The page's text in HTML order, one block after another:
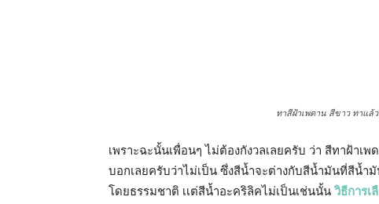
ทาสีฝ้าเพดาน สีขาว ทาแล้วห้อง
เพราะฉะนั้นเพื่อนๆ ไม่ต้องกังวลเลยครับ ว่า สีทาฝ้าเ
บอกเลยครับว่าไม่เป็น ซึ่งสีน้ำจะต่างกับสีน้ำมันที่สีน้ำ
โดยธรรมชาติ เเต่สีน้ำอะคริลิคไม่เป็นเช่นนั้น วิธีการเ